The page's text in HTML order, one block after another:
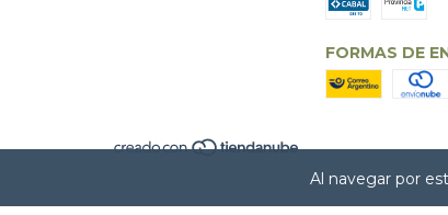
Al navegar por
FORMAS DE